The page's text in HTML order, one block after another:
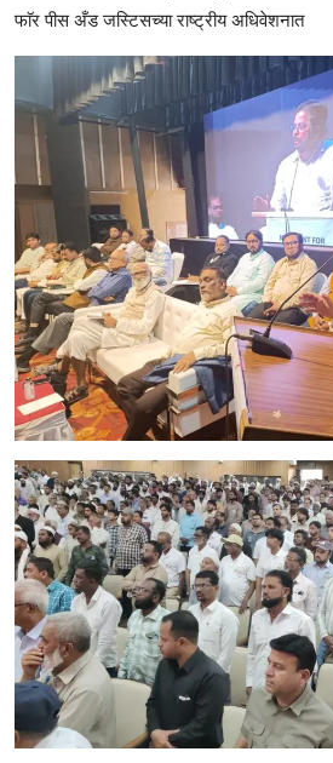
फाॅर पीस अँड जस्टिसच्या राष्ट्रीय अधिवेशनात